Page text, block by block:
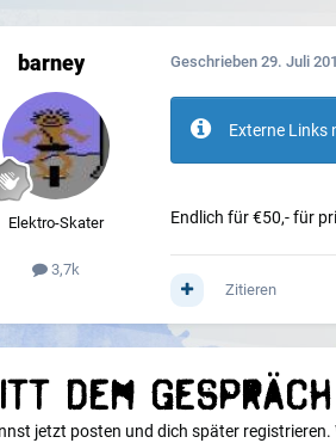
barney
Elektro-Skater
3,7k
Geschrieben 29. Juli
Externe Links
Endlich für €50,- für
Zitieren
dem
jetzt posten und dich später